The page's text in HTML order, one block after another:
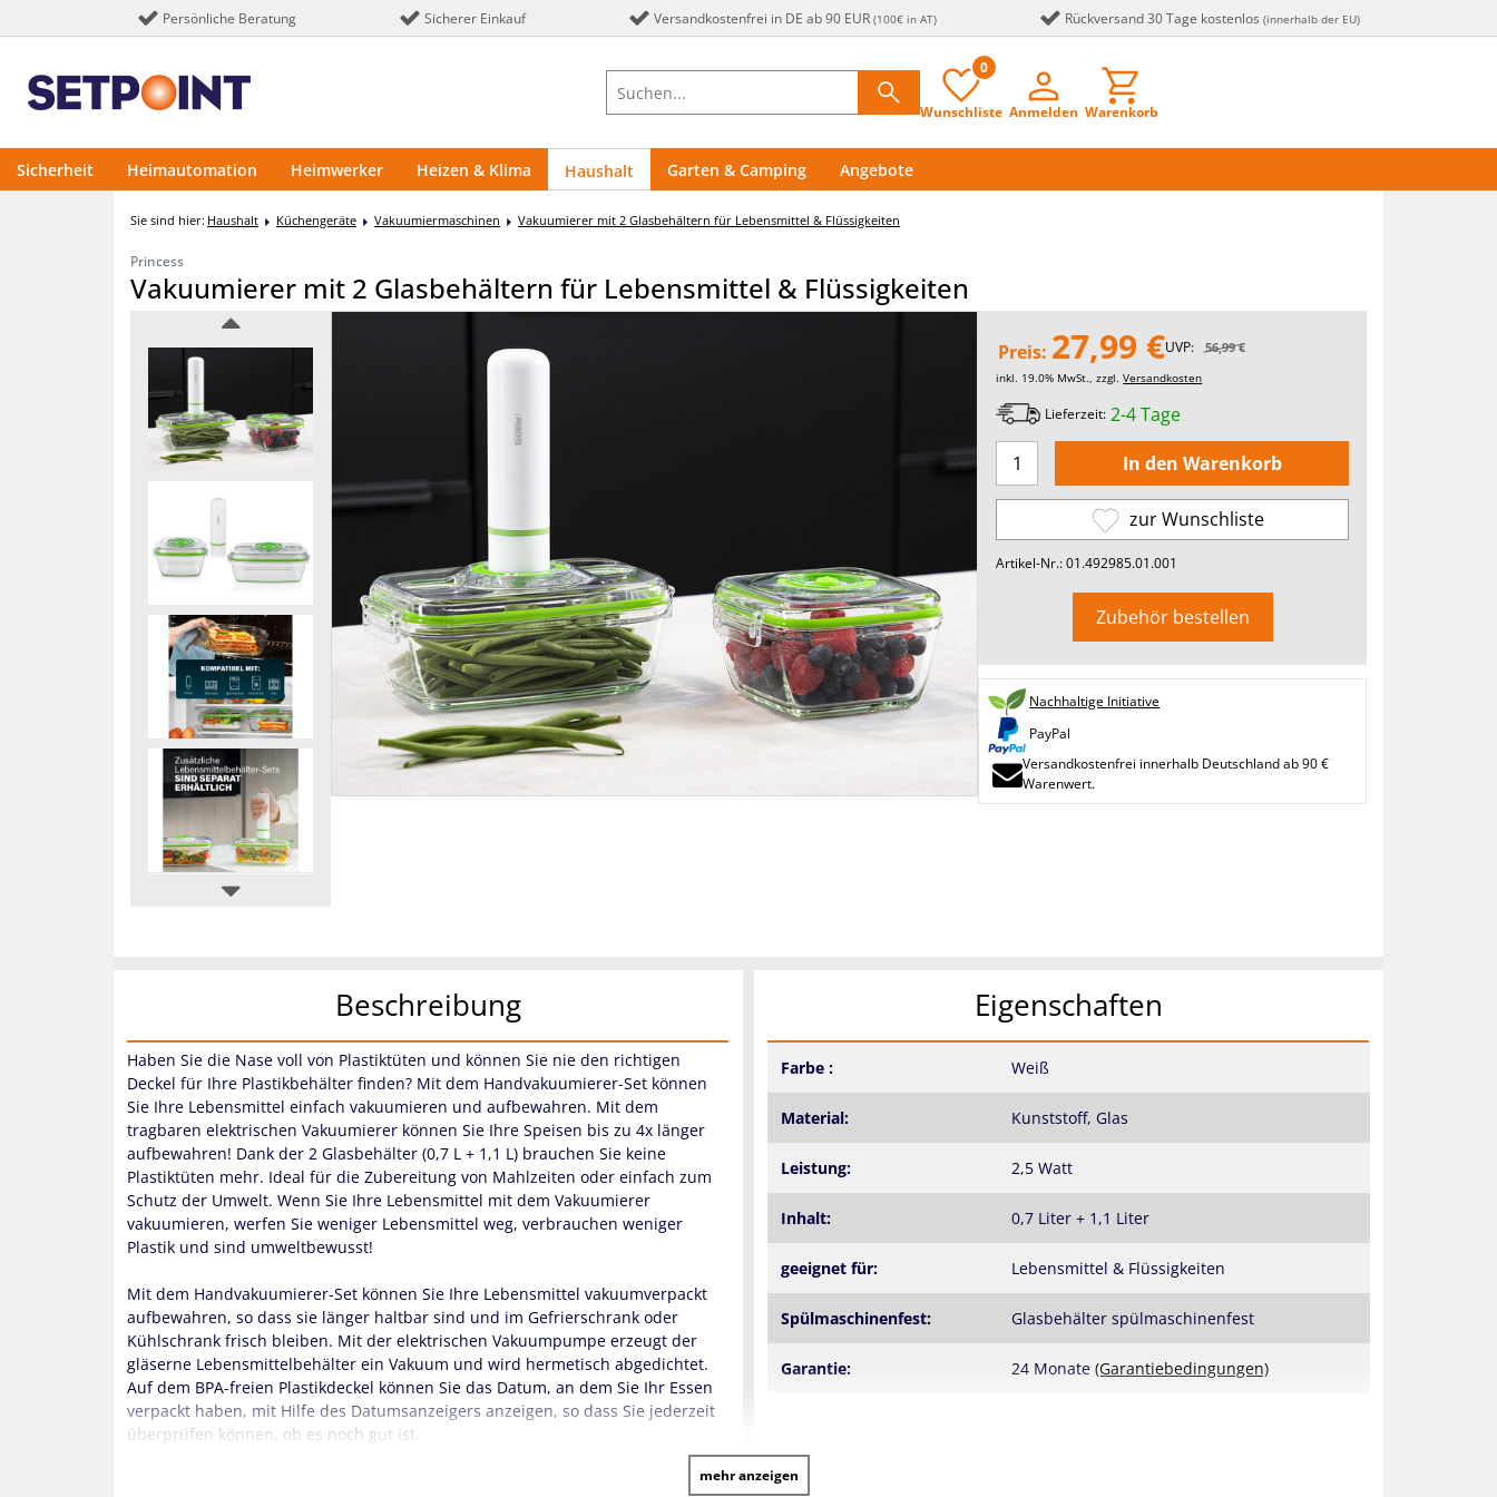
Persönliche Beratung Sicherer Einkauf Versandkostenfrei in DE ab 90 EUR (100€ in AT) Rückversand 30 Tage kostenlos (innerhalb der EU)
0
Wunschliste Anmelden Warenkorb
Sicherheit Heimautomation Heimwerker Heizen & Klima Haushalt Garten & Camping Angebote
Sie sind hier: Haushalt Küchengeräte Vakuumiermaschinen Vakuumierer mit 2 Glasbehältern für Lebensmittel & Flüssigkeiten
Princess
Vakuumierer mit 2 Glasbehältern für Lebensmittel & Flüssigkeiten
Preis: 27,99 €UVP: 56,99 €
inkl. 19.0% MwSt., zzgl.Versandkosten
Lieferzeit: 2-4 Tage
zur Wunschliste
Artikel-Nr.: 01.492985.01.001
Zubehör bestellen
Nachhaltige Initiative
PayPal
Versandkostenfrei innerhalb Deutschland ab 90 €
Warenwert.
Beschreibung
Haben Sie die Nase voll von Plastiktüten und können Sie nie den richtigen
Deckel für Ihre Plastikbehälter finden? Mit dem Handvakuumierer-Set können
Sie Ihre Lebensmittel einfach vakuumieren und aufbewahren. Mit dem
tragbaren elektrischen Vakuumierer können Sie Ihre Speisen bis zu 4x länger
aufbewahren! Dank der 2 Glasbehälter (0,7 L + 1,1 L) brauchen Sie keine
Plastiktüten mehr. Ideal für die Zubereitung von Mahlzeiten oder einfach zum
Schutz der Umwelt. Wenn Sie Ihre Lebensmittel mit dem Vakuumierer
vakuumieren, werfen Sie weniger Lebensmittel weg, verbrauchen weniger
Plastik und sind umweltbewusst!
Mit dem Handvakuumierer-Set können Sie Ihre Lebensmittel vakuumverpackt
aufbewahren, so dass sie länger haltbar sind und im Gefrierschrank oder
Kühlschrank frisch bleiben. Mit der elektrischen Vakuumpumpe erzeugt der
gläserne Lebensmittelbehälter ein Vakuum und wird hermetisch abgedichtet.
Auf dem BPA-freien Plastikdeckel können Sie das Datum, an dem Sie Ihr Essen
verpackt haben, mit Hilfe des Datumsanzeigers anzeigen, so dass Sie jederzeit
überprüfen können, ob es noch gut ist.
Durch das Vakuumversiegeln Ihrer Speisereste können Sie sie bis zu 4x länger
Eigenschaften
Farbe : Weiß
Material: Kunststoff, Glas
Leistung: 2,5 Watt
Inhalt: 0,7 Liter + 1,1 Liter
geeignet für: Lebensmittel & Flüssigkeiten
Spülmaschinenfest: Glasbehälter spülmaschinenfest
Garantie: 24 Monate (Garantiebedingungen)
mehr anzeigen